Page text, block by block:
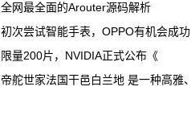
全网最全面的Arouter源码解析
初次尝试智能手表，OPPO有机会成功
限量200片，NVIDIA正式公布《
帝舵世家法国干邑白兰地 是一种高雅、